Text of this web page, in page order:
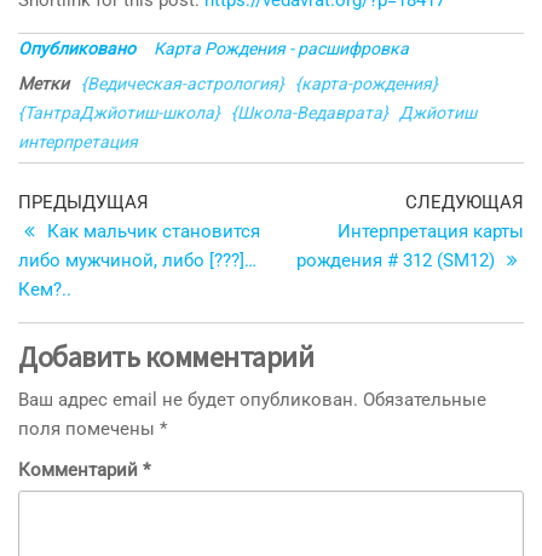
Опубликовано
Карта Рождения - расшифровка
Метки
{Ведическая-астрология}
{карта-рождения}
{ТантраДжйотиш-школа}
{Школа-Ведаврата}
Джйотиш
интерпретация
Навигация
по
записям
Предыдущая
запись
ПРЕДЫДУЩАЯ
Как мальчик становится
либо мужчиной, либо [???]…
Кем?..
СЛЕДУЮЩАЯ
Интерпретация карты
рождения # 312 (SM12)
Добавить комментарий
Ваш адрес email не будет опубликован. Обязательные
поля помечены *
Комментарий *